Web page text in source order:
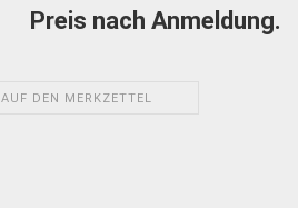
Preis nach Anmeldung.
AUF DEN MERKZETTEL